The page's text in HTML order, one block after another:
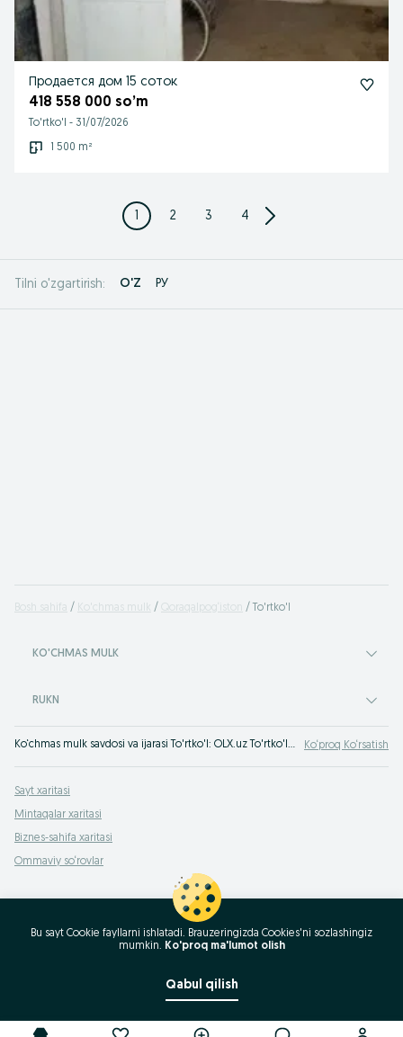
Продается дом 15 соток
418 558 000 so’m
To'rtko'l - 31/07/2026
1 500 m²
1 2 3 4
Tilni o'zgartirish: O'Z РУ
Bosh sahifa Ko'chmas mulk Qoraqalpog‘iston To'rtko'l
KO'CHMAS MULK
RUKN
Ko‘chmas mulk savdosi va ijarasi To'rtko'l: OLX.uz To'rtko'l e‘lonlar taxtasida ko‘chmas mulkni foydali sotish yoki sotib olish mumkin! OLX.uz uy-joy sotib olish haqida hamma narsani biladi! Ko‘proq Ko‘rsatish
Sayt xaritasi
Mintaqalar xaritasi
Biznes-sahifa xaritasi
Ommaviy so‘rovlar
Bu sayt Cookie fayllarni ishlatadi. Brauzeringizda Cookies'ni sozlashingiz
mumkin. Ko'proq ma'lumot olish
Qabul qilish